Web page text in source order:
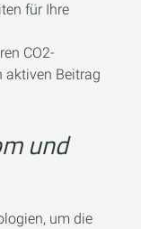
für Ihre
CO2-
aktiven Beitrag
und
um die